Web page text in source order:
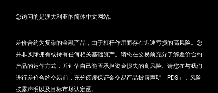
您访问的是澳大利亚的简体中文网站。
差价合约为复杂的金融产品，由于杠杆作用而存在迅速亏损的高风险。您
并非实际拥有或持有任何相关基础资产。请您在交易前充分了解差价合约
产品的运作方式，并评估自己能否承担资金损失的高风险。请您在与我们
进行差价合约交易前，充分阅读保证金交易产品披露声明「PDS」，风险
披露声明以及目标市场认定函。